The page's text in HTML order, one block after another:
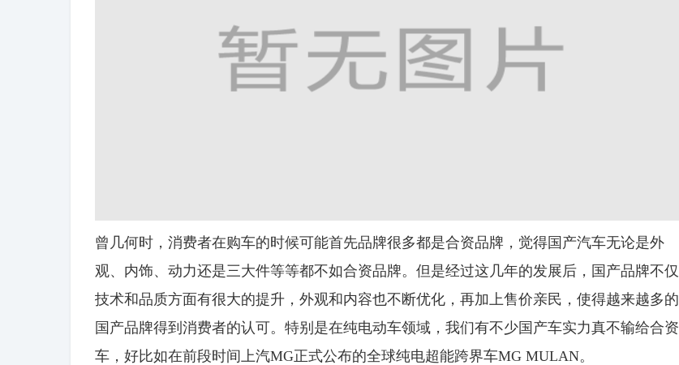
曾几何时，消费者在购车的时候可能首先品牌很多都是合资品牌，觉得国产汽车无论是外
观、内饰、动力还是三大件等等都不如合资品牌。但是经过这几年的发展后，国产品牌不仅
技术和品质方面有很大的提升，外观和内容也不断优化，再加上售价亲民，使得越来越多的
国产品牌得到消费者的认可。特别是在纯电动车领域，我们有不少国产车实力真不输给合资
车，好比如在前段时间上汽MG正式公布的全球纯电超能跨界车MG MULAN。